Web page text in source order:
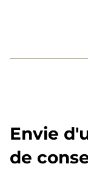
Envie
de